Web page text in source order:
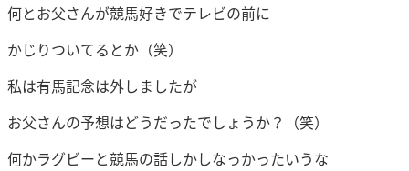
何とお父さんが競馬好きでテレビの前に
かじりついてるとか（笑）
私は有馬記念は外しましたが
お父さんの予想はどうだったでしょうか？（笑）
何かラグビーと競馬の話しかしなっかったいうな